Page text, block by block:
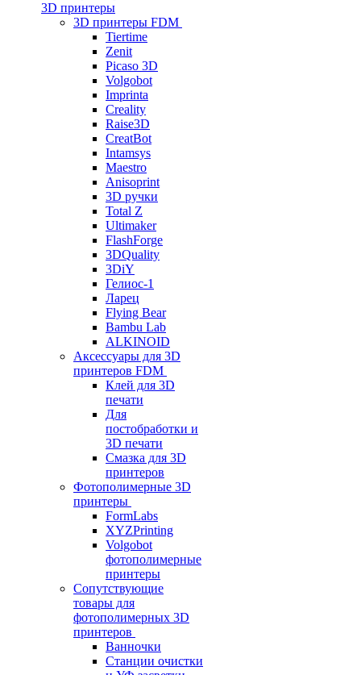
3D принтеры
3D принтеры FDM
Tiertime
Zenit
Picaso 3D
Volgobot
Imprinta
Creality
Raise3D
CreatBot
Intamsys
Maestro
Anisoprint
3D ручки
Total Z
Ultimaker
FlashForge
3DQuality
3DiY
Гелиос-1
Ларец
Flying Bear
Bambu Lab
ALKINOID
Аксессуары для 3D
принтеров FDM
Клей для 3D
печати
Для
постобработки и
3D печати
Смазка для 3D
принтеров
Фотополимерные 3D
принтеры
FormLabs
XYZPrinting
Volgobot
фотополимерные
принтеры
Сопутствующие
товары для
фотополимерных 3D
принтеров
Ванночки
Станции очистки